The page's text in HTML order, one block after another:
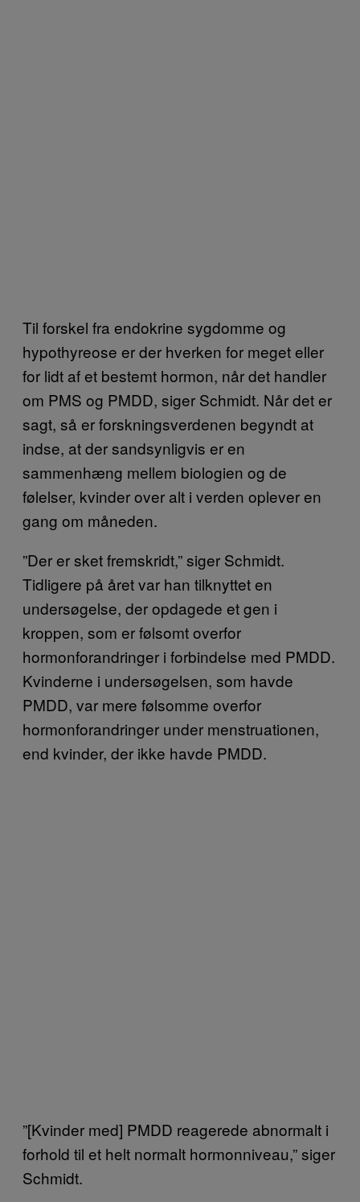
Til forskel fra endokrine sygdomme og
hypothyreose er der hverken for meget eller
for lidt af et bestemt hormon, når det handler
om PMS og PMDD, siger Schmidt. Når det er
sagt, så er forskningsverdenen begyndt at
indse, at der sandsynligvis er en
sammenhæng mellem biologien og de
følelser, kvinder over alt i verden oplever en
gang om måneden.
”Der er sket fremskridt,” siger Schmidt.
Tidligere på året var han tilknyttet en
undersøgelse, der opdagede et gen i
kroppen, som er følsomt overfor
hormonforandringer i forbindelse med PMDD.
Kvinderne i undersøgelsen, som havde
PMDD, var mere følsomme overfor
hormonforandringer under menstruationen,
end kvinder, der ikke havde PMDD.
”[Kvinder med] PMDD reagerede abnormalt i
forhold til et helt normalt hormonniveau,” siger
Schmidt.